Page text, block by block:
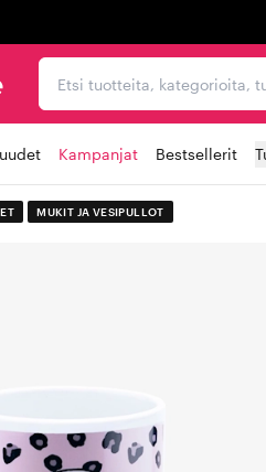
Etsi tuotteita,
Kampanjat Bestsellerit
MUKIT JA VESIPULLOT